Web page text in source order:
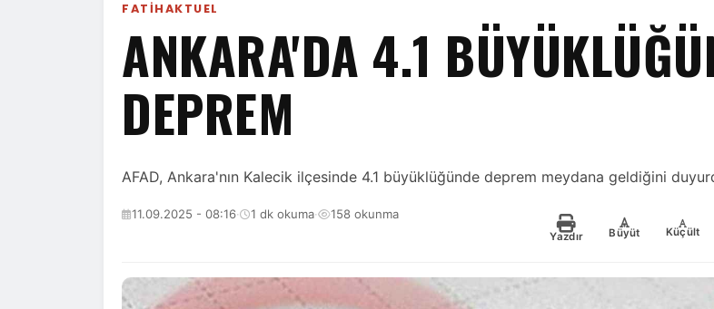
FATIHAKTUEL
ANKARA'DA 4.1
DEPREM
AFAD, Ankara'nın Kalecik ilçesinde 4.1 büyüklüğünde deprem meydana geldiğini
11.09.2025 - 08:16· 1 dk okuma· 158 okunma
Yazdır
+
Büyüt
-
Küçült